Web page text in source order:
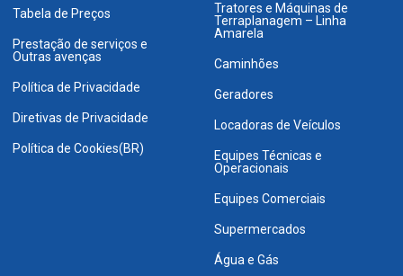
Tabela de Preços
Prestação de serviços e
Outras avenças
Política de Privacidade
Diretivas de Privacidade
Política de Cookies(BR)
Tratores e Máquinas de
Terraplanagem – Linha
Amarela
Caminhões
Geradores
Locadoras de Veículos
Equipes Técnicas e
Operacionais
Equipes Comerciais
Supermercados
Água e Gás